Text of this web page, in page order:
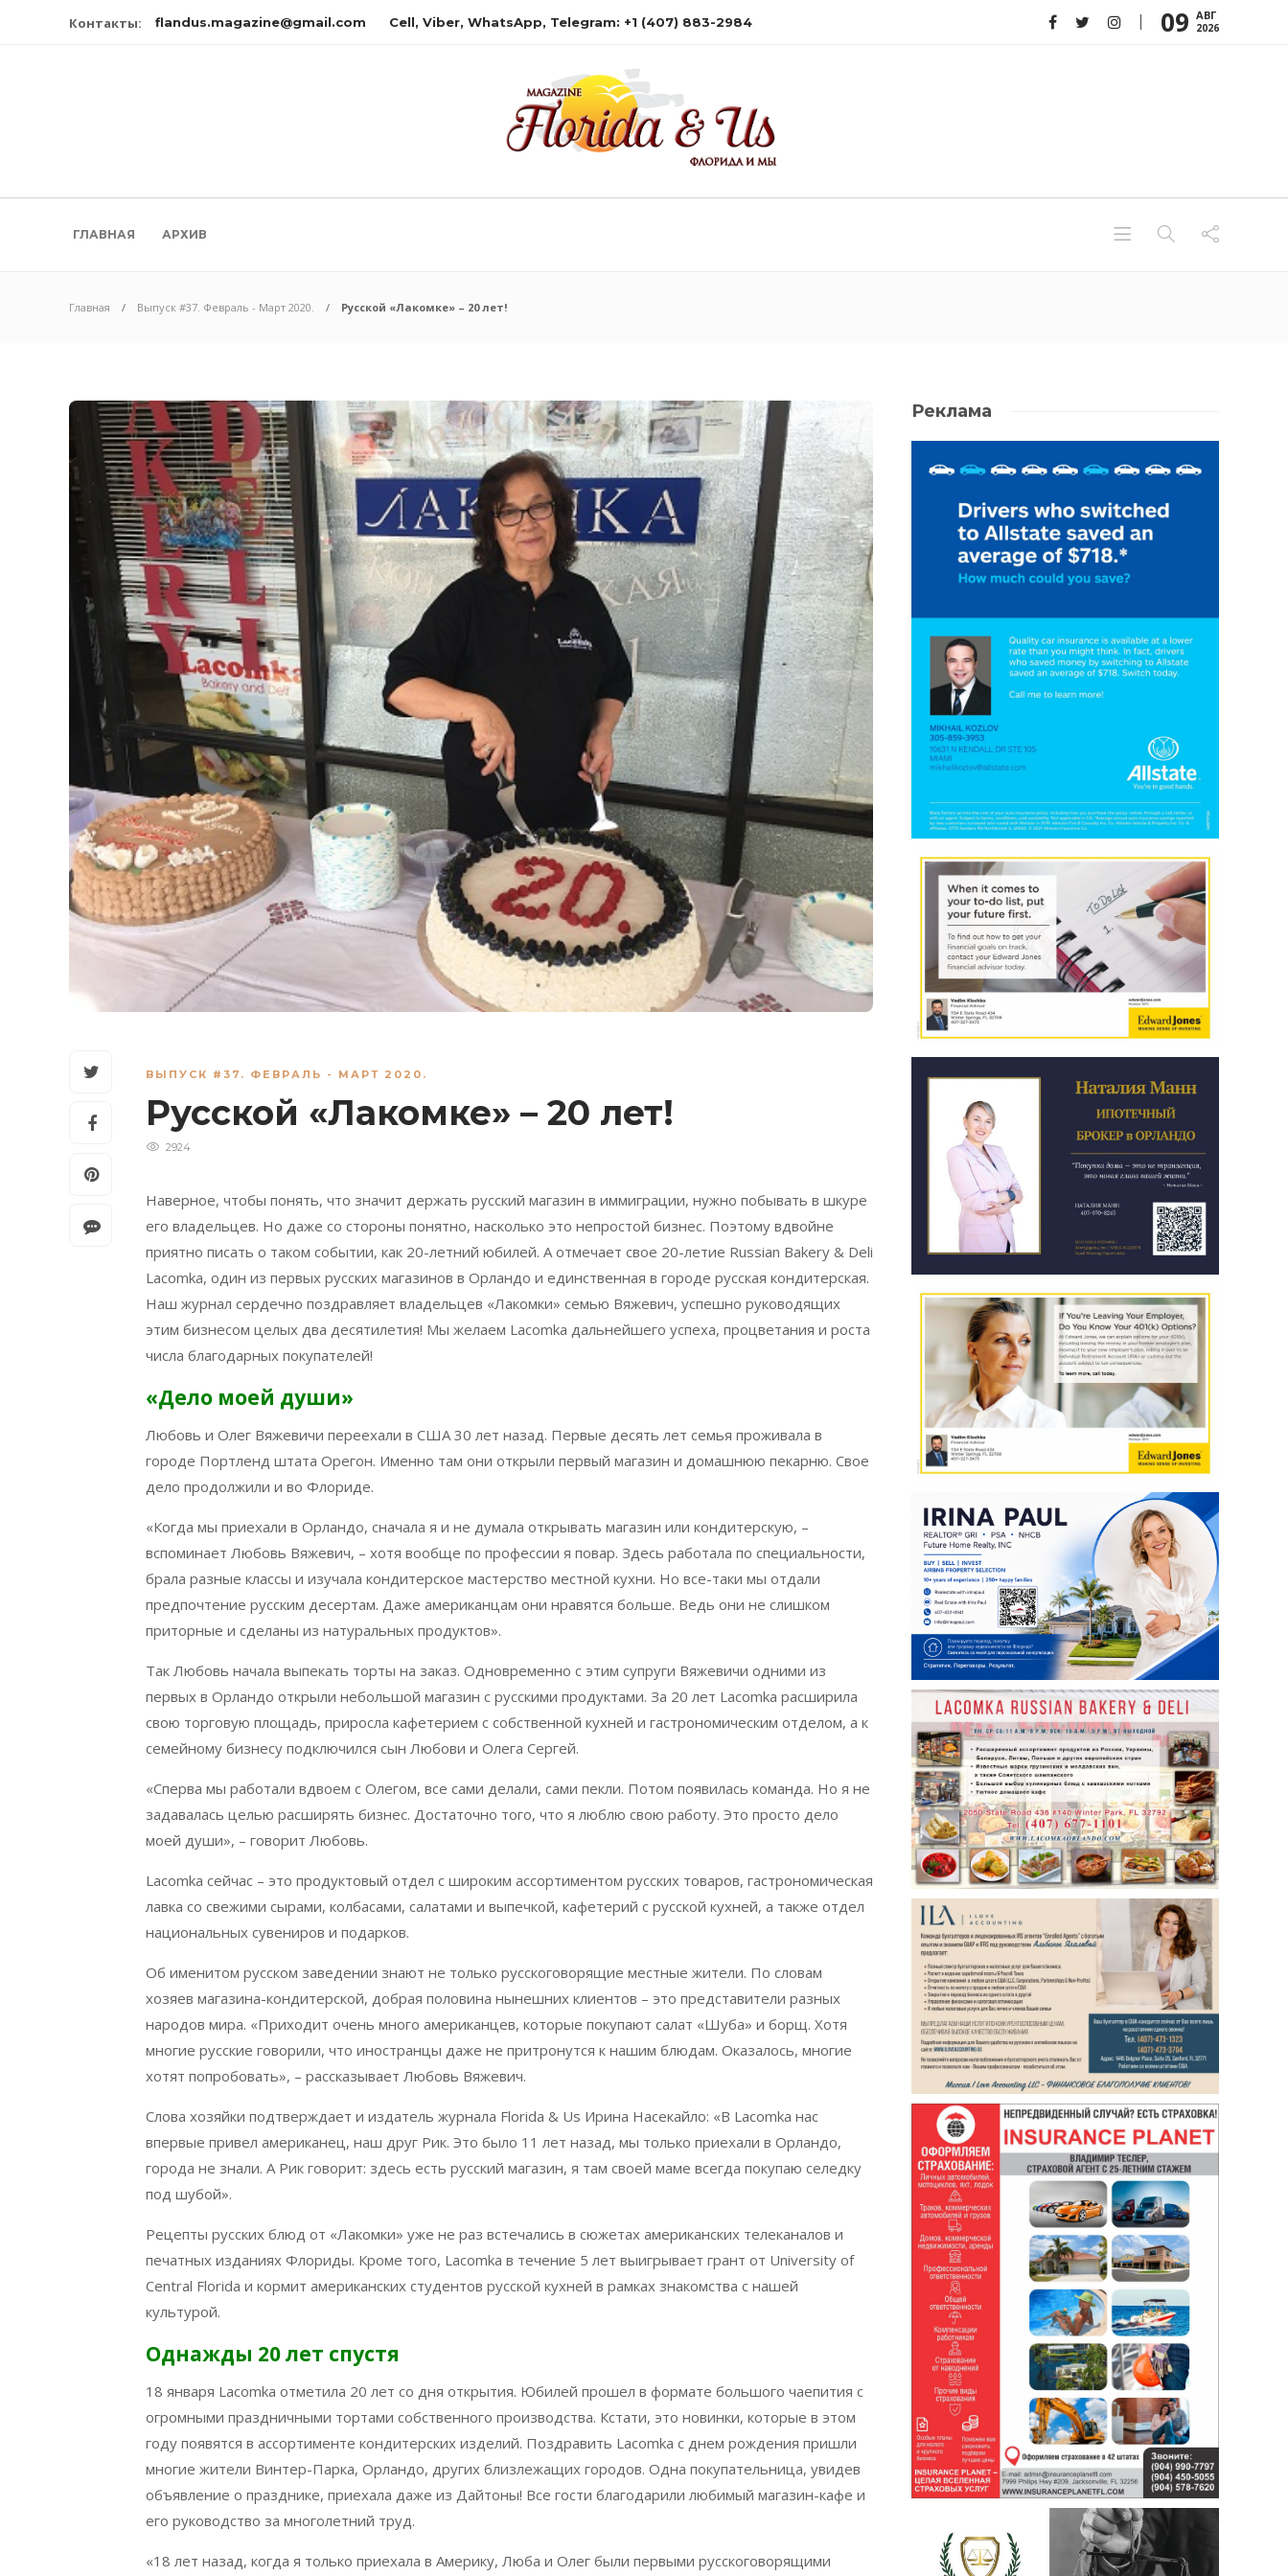
Контакты: flandus.magazine@gmail.com Cell, Viber, WhatsApp, Telegram: +1 (407) 883-2984 09 АВГ
2026
ГЛАВНАЯ АРХИВ
Главная Выпуск #37. Февраль - Март 2020. Русской «Лакомке» – 20 лет!
ВЫПУСК #37. ФЕВРАЛЬ - МАРТ 2020.
Русской «Лакомке» – 20 лет!
2924
Наверное, чтобы понять, что значит держать русский магазин в иммиграции, нужно побывать в шкуре
его владельцев. Но даже со стороны понятно, насколько это непростой бизнес. Поэтому вдвойне
приятно писать о таком событии, как 20-летний юбилей. А отмечает свое 20-летие Russian Bakery & Deli
Lacomka, один из первых русских магазинов в Орландо и единственная в городе русская кондитерская.
Наш журнал сердечно поздравляет владельцев «Лакомки» семью Вяжевич, успешно руководящих
этим бизнесом целых два десятилетия! Мы желаем Lacomka дальнейшего успеха, процветания и роста
числа благодарных покупателей!
«Дело моей души»
Любовь и Олег Вяжевичи переехали в США 30 лет назад. Первые десять лет семья проживала в
городе Портленд штата Орегон. Именно там они открыли первый магазин и домашнюю пекарню. Свое
дело продолжили и во Флориде.
«Когда мы приехали в Орландо, сначала я и не думала открывать магазин или кондитерскую, –
вспоминает Любовь Вяжевич, – хотя вообще по профессии я повар. Здесь работала по специальности,
брала разные классы и изучала кондитерское мастерство местной кухни. Но все-таки мы отдали
предпочтение русским десертам. Даже американцам они нравятся больше. Ведь они не слишком
приторные и сделаны из натуральных продуктов».
Так Любовь начала выпекать торты на заказ. Одновременно с этим супруги Вяжевичи одними из
первых в Орландо открыли небольшой магазин с русскими продуктами. За 20 лет Lacomka расширила
свою торговую площадь, приросла кафетерием с собственной кухней и гастрономическим отделом, а к
семейному бизнесу подключился сын Любови и Олега Сергей.
«Сперва мы работали вдвоем с Олегом, все сами делали, сами пекли. Потом появилась команда. Но я не
задавалась целью расширять бизнес. Достаточно того, что я люблю свою работу. Это просто дело
моей души», – говорит Любовь.
Lacomka сейчас – это продуктовый отдел с широким ассортиментом русских товаров, гастрономическая
лавка со свежими сырами, колбасами, салатами и выпечкой, кафетерий с русской кухней, а также отдел
национальных сувениров и подарков.
Об именитом русском заведении знают не только русскоговорящие местные жители. По словам
хозяев магазина-кондитерской, добрая половина нынешних клиентов – это представители разных
народов мира. «Приходит очень много американцев, которые покупают салат «Шуба» и борщ. Хотя
многие русские говорили, что иностранцы даже не притронутся к нашим блюдам. Оказалось, многие
хотят попробовать», – рассказывает Любовь Вяжевич.
Cлова хозяйки подтверждает и издатель журнала Florida & Us Ирина Насекайло: «В Lacomka нас
впервые привел американец, наш друг Рик. Это было 11 лет назад, мы только приехали в Орландо,
города не знали. А Рик говорит: здесь есть русский магазин, я там своей маме всегда покупаю селедку
под шубой».
Рецепты русских блюд от «Лакомки» уже не раз встечались в сюжетах американских телеканалов и
печатных изданиях Флориды. Кроме того, Lacomka в течение 5 лет выигрывает грант от University of
Central Florida и кормит американских студентов русской кухней в рамках знакомства с нашей
культурой.
Однажды 20 лет спустя
18 января Lacomka отметила 20 лет со дня открытия. Юбилей прошел в формате большого чаепития с
огромными праздничными тортами собственного производства. Кстати, это новинки, которые в этом
году появятся в ассортименте кондитерских изделий. Поздравить Lacomka с днем рождения пришли
многие жители Винтер-Парка, Орландо, других близлежащих городов. Одна покупательница, увидев
объявление о празднике, приехала даже из Дайтоны! Все гости благодарили любимый магазин-кафе и
его руководство за многолетний труд.
«18 лет назад, когда я только приехала в Америку, Люба и Олег были первыми русскоговорящими
Реклама